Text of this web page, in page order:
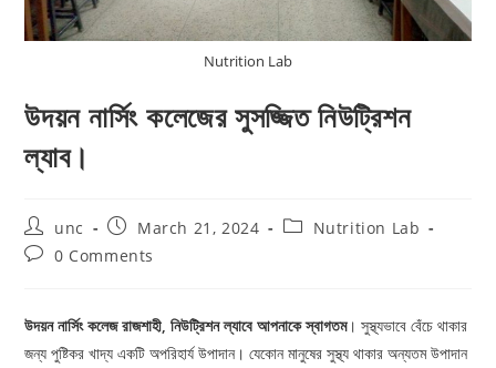
Nutrition Lab
উদয়ন নার্সিং কলেজের সুসজ্জিত নিউট্রিশন
ল্যাব।
Post
author:
unc
Post
published:
March 21, 2024
PostNutrition Lab
Post0 Comments
উদয়ন নার্সিং কলেজ রাজশাহী, নিউট্রিশন ল্যাবে আপনাকে স্বাগতম। সুস্থ্যভাবে বেঁচে থাকার
জন্য পুষ্টিকর খাদ্য একটি অপরিহার্য উপাদান। যেকোন মানুষের সুস্থ্য থাকার অন্যতম উপাদান